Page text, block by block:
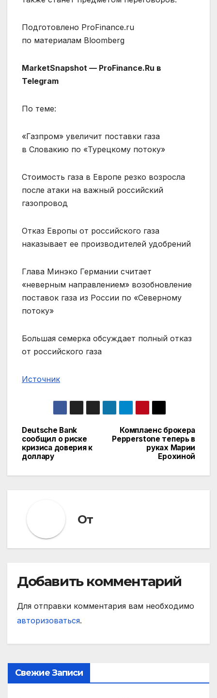
Подготовлено ProFinance.ru
по материалам Bloomberg
MarketSnapshot — ProFinance.Ru в
Telegram
По теме:
«Газпром» увеличит поставки газа
в Словакию по «Турецкому потоку»
Стоимость газа в Европе резко возросла
после атаки на важный российский
газопровод
Отказ Европы от российского газа
наказывает ее производителей удобрений
Глава Минэко Германии считает
«неверным направлением» возобновление
поставок газа из России по «Северному
потоку»
Большая семерка обсуждает полный отказ
от российского газа
Источник
Навигация
по
записям
Комплаенс брокера
Pepperstone теперь в
руках Марии
Ерохиной
Deutsche Bank
сообщил о риске
кризиса доверия к
доллару
От
Добавить комментарий
Для отправки комментария вам необходимо
авторизоваться.
Свежие Записи